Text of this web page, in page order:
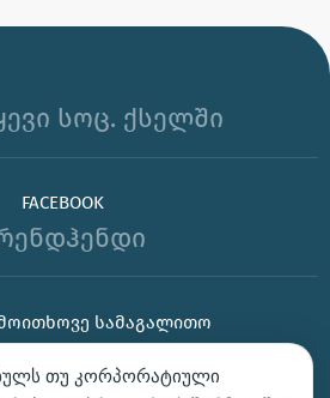
სოც. ქსელში
FACEBOOK
ᲡᲐᲛᲐᲒᲐᲚᲘᲗᲝ
ᲙᲝᲜᲢᲐᲥᲢᲘ
თუ კორპორატიული